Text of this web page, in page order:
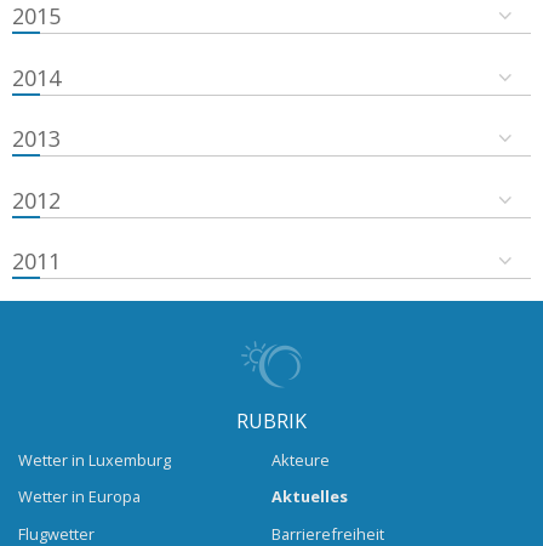
2015
2014
2013
2012
2011
RUBRIK
Wetter in Luxemburg
Wetter in Europa
Flugwetter
Akteure
Aktuelles
Barrierefreiheit